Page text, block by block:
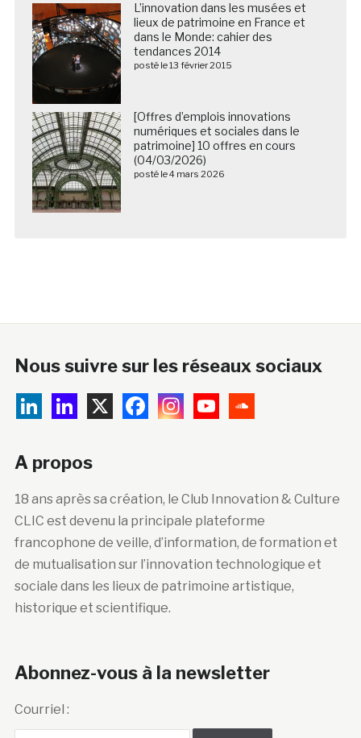
L’innovation dans les musées et
lieux de patrimoine en France et
dans le Monde: cahier des
tendances 2014
posté le 13 février 2015
[Offres d’emplois innovations
numériques et sociales dans le
patrimoine] 10 offres en cours
(04/03/2026)
posté le 4 mars 2026
Nous suivre sur les réseaux sociaux
A propos
18 ans après sa création, le Club Innovation & Culture
CLIC est devenu la principale plateforme
francophone de veille, d’information, de formation et
de mutualisation sur l’innovation technologique et
sociale dans les lieux de patrimoine artistique,
historique et scientifique.
Abonnez-vous à la newsletter
Courriel :